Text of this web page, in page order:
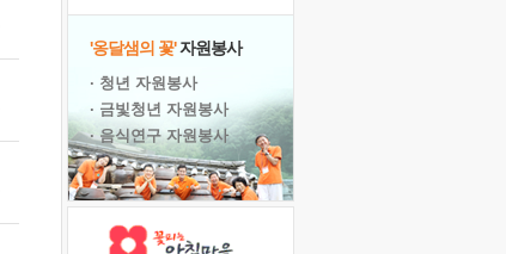
'옹달샘의 꽃'자원봉사
· 청년 자원봉사
· 금빛청년 자원봉사
· 음식연구 자원봉사